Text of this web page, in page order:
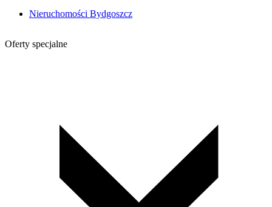
Nieruchomości Bydgoszcz
Oferty specjalne